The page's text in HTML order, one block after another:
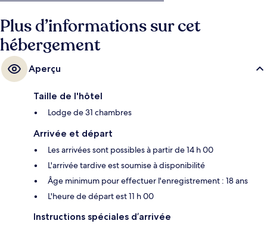
Plus d’informations sur cet
hébergement
Aperçu
Taille de l'hôtel
Lodge de 31 chambres
Arrivée et départ
Les arrivées sont possibles à partir de 14 h 00
L'arrivée tardive est soumise à disponibilité
Âge minimum pour effectuer l'enregistrement : 18 ans
L'heure de départ est 11 h 00
Instructions spéciales d’arrivée